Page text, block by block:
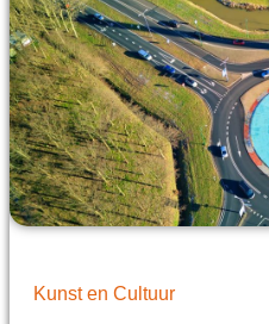
Kunst en Cultuur